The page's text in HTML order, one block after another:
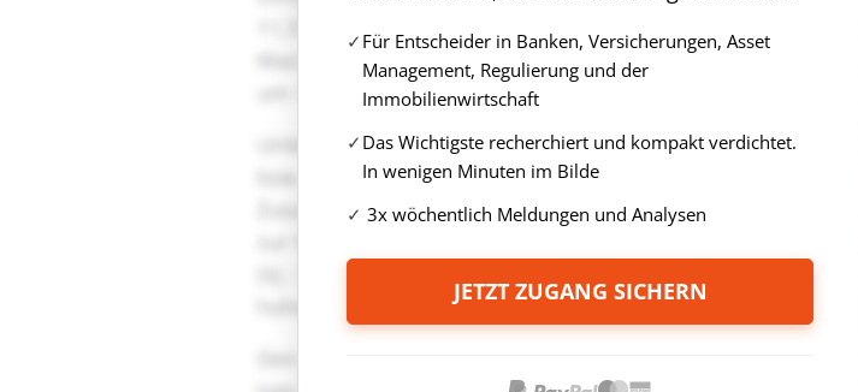
Für Entscheider in Banken, Versicherungen, Asset
Management, Regulierung und der
Immobilienwirtschaft
Das Wichtigste recherchiert und kompakt verdichtet.
In wenigen Minuten im Bilde
3x wöchentlich Meldungen und Analysen
JETZT ZUGANG SICHERN